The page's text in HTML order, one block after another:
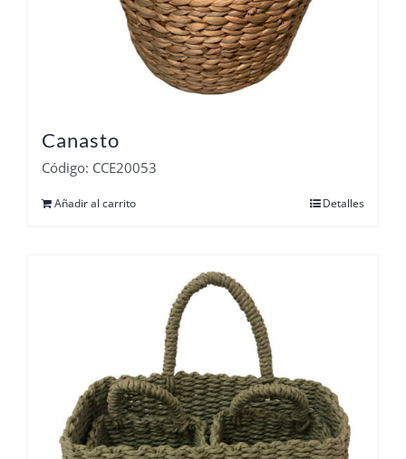
Canasto
Código: CCE20053
Añadir al carrito Detalles